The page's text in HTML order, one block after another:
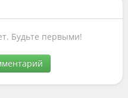
Будьте первыми!